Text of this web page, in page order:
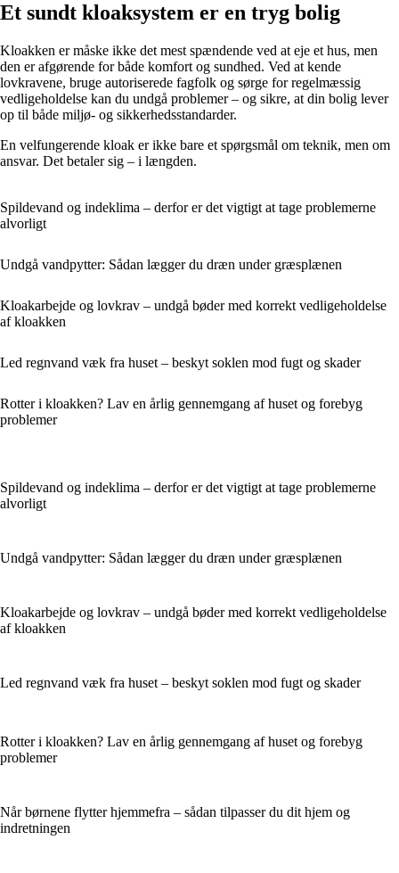
Et sundt kloaksystem er en tryg bolig
Kloakken er måske ikke det mest spændende ved at eje et hus, men
den er afgørende for både komfort og sundhed. Ved at kende
lovkravene, bruge autoriserede fagfolk og sørge for regelmæssig
vedligeholdelse kan du undgå problemer – og sikre, at din bolig lever
op til både miljø- og sikkerhedsstandarder.
En velfungerende kloak er ikke bare et spørgsmål om teknik, men om
ansvar. Det betaler sig – i længden.
Spildevand og indeklima – derfor er det vigtigt at tage problemerne
alvorligt
Undgå vandpytter: Sådan lægger du dræn under græsplænen
Kloakarbejde og lovkrav – undgå bøder med korrekt vedligeholdelse
af kloakken
Led regnvand væk fra huset – beskyt soklen mod fugt og skader
Rotter i kloakken? Lav en årlig gennemgang af huset og forebyg
problemer
Spildevand og indeklima – derfor er det vigtigt at tage problemerne
alvorligt
Undgå vandpytter: Sådan lægger du dræn under græsplænen
Kloakarbejde og lovkrav – undgå bøder med korrekt vedligeholdelse
af kloakken
Led regnvand væk fra huset – beskyt soklen mod fugt og skader
Rotter i kloakken? Lav en årlig gennemgang af huset og forebyg
problemer
Når børnene flytter hjemmefra – sådan tilpasser du dit hjem og
indretningen